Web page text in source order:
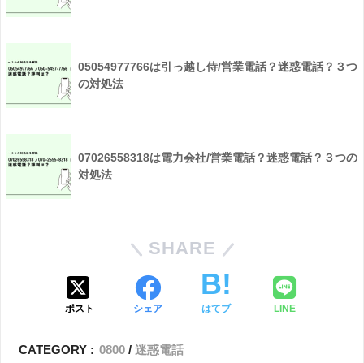
05054977766は引っ越し侍/営業電話？迷惑電話？３つ
の対処法
07026558318は電力会社/営業電話？迷惑電話？３つの
対処法
SHARE
ポスト シェア はてブ LINE
CATEGORY : 0800 迷惑電話